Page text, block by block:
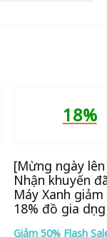
18%
[Mừng ngày
Nhận khuyến
Máy Xanh
18% đồ gia dụng
Giảm 50% Flash